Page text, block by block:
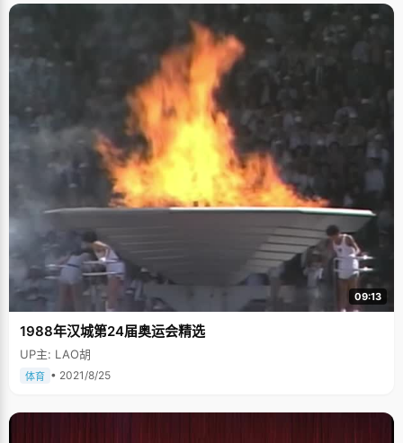
09:13
1988年汉城第24届奥运会精选
UP主: LAO胡
体育 • 2021/8/25